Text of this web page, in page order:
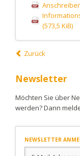
(573,5 KiB)
Zurück
Newsletter
Möchten Sie über
werden? Dann
NEWSLETTER